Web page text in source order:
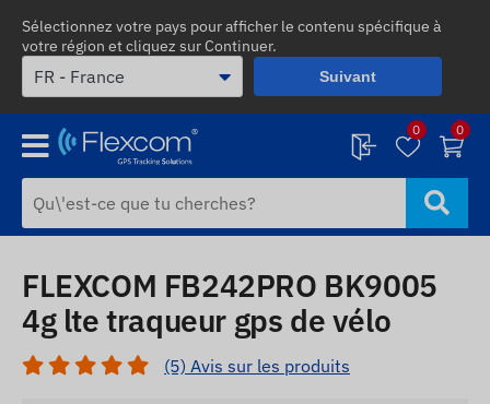
Sélectionnez votre pays pour afficher le contenu spécifique à
votre région et cliquez sur Continuer.
Suivant
0 0
FLEXCOM FB242PRO BK9005
4g lte traqueur gps de vélo
(5) Avis sur les produits